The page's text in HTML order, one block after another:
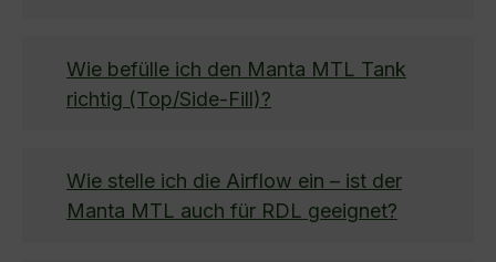
Wie befülle ich den Manta MTL Tank
richtig (Top/Side-Fill)?
Wie stelle ich die Airflow ein – ist der
Manta MTL auch für RDL geeignet?